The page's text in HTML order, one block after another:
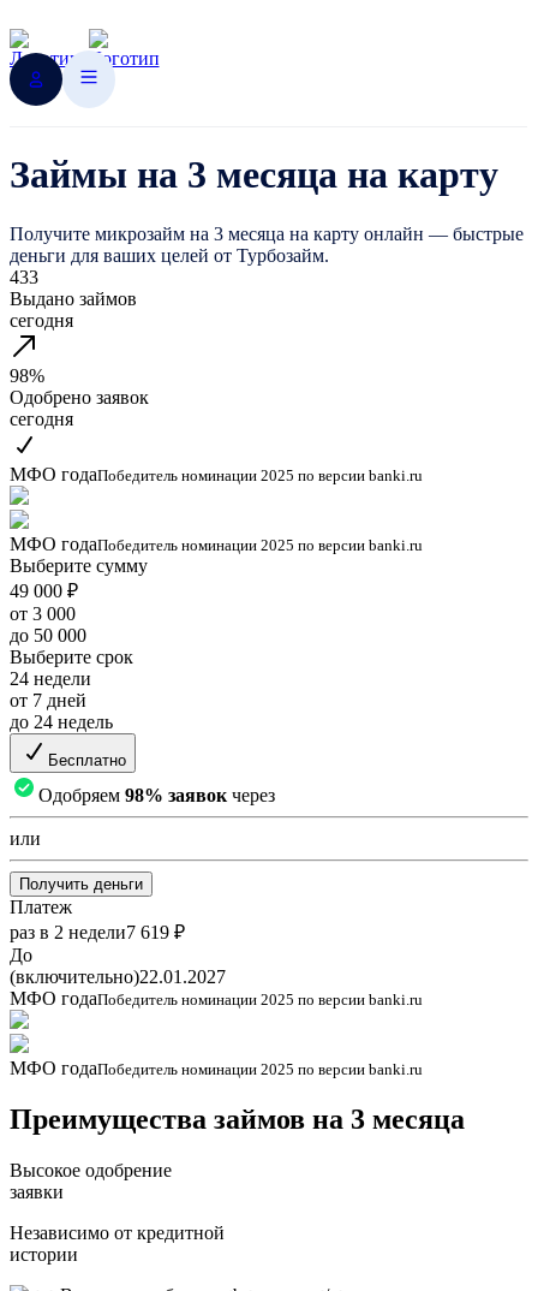
Займы на 3 месяца на карту
Получите микрозайм на 3 месяца на карту онлайн — быстрые
деньги для ваших целей от Турбозайм.
433
Выдано займов
сегодня
98%
Одобрено заявок
сегодня
МФО годаПобедитель номинации 2025 по версии banki.ru
МФО годаПобедитель номинации 2025 по версии banki.ru
Выберите сумму
49 000 ₽
от 3 000
до 50 000
Выберите срок
24 недели
от 7 дней
до 24 недель
Бесплатно
Одобряем 98% заявок через
или
Получить деньги
Платеж
раз в 2 недели7 619 ₽
До
(включительно)22.01.2027
МФО годаПобедитель номинации 2025 по версии banki.ru
МФО годаПобедитель номинации 2025 по версии banki.ru
Преимущества займов на 3 месяца
Высокое одобрение
заявки
Независимо от кредитной
истории